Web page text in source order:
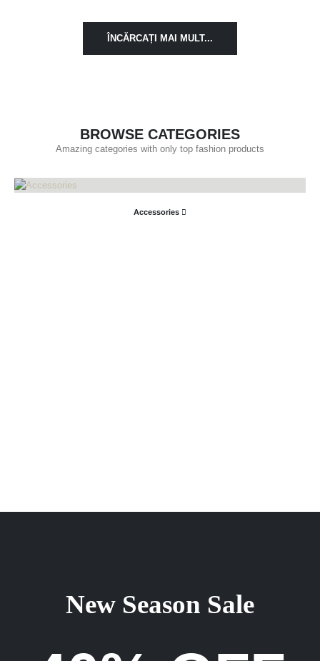
ÎNCĂRCAȚI MAI MULT...
BROWSE CATEGORIES
Amazing categories with only top fashion products
Accessories
New Season Sale